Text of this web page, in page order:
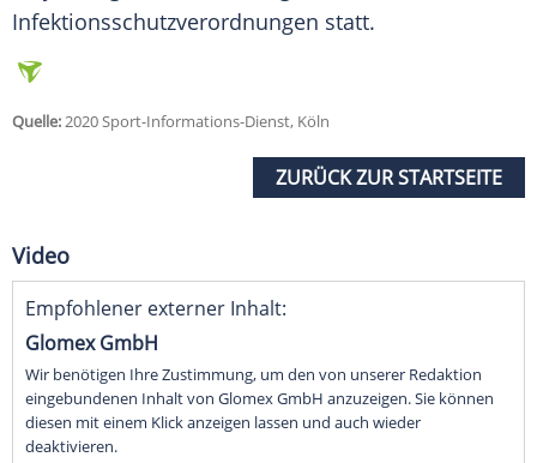
Infektionsschutzverordnungen statt.
Quelle:2020 Sport-Informations-Dienst, Köln
ZURÜCK ZUR STARTSEITE
Video
Empfohlener externer Inhalt:
Glomex GmbH
Wir benötigen Ihre Zustimmung, um den von unserer Redaktion
eingebundenen Inhalt von Glomex GmbH anzuzeigen. Sie können
diesen mit einem Klick anzeigen lassen und auch wieder
deaktivieren.